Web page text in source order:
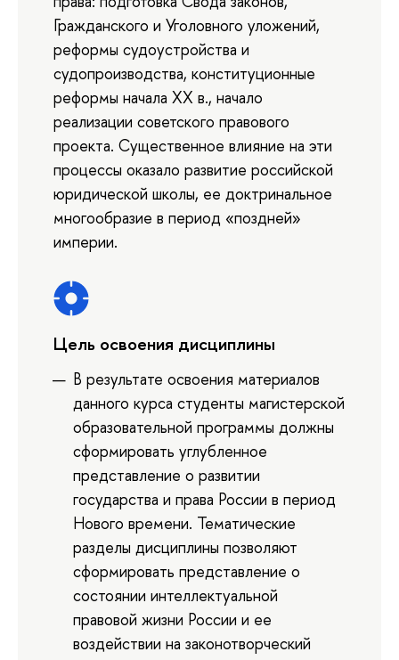
Гражданского и Уголовного уложений,
реформы судоустройства и
судопроизводства, конституционные
реформы начала XX в., начало
реализации советского правового
проекта. Существенное влияние на эти
процессы оказало развитие российской
юридической школы, ее доктринальное
многообразие в период «поздней»
империи.
Цель освоения дисциплины
В результате освоения материалов
данного курса студенты магистерской
образовательной программы должны
сформировать углубленное
представление о развитии
государства и права России в период
Нового времени. Тематические
разделы дисциплины позволяют
сформировать представление о
состоянии интеллектуальной
правовой жизни России и ее
воздействии на законотворческий